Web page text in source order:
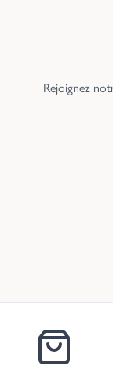
Rejoignez